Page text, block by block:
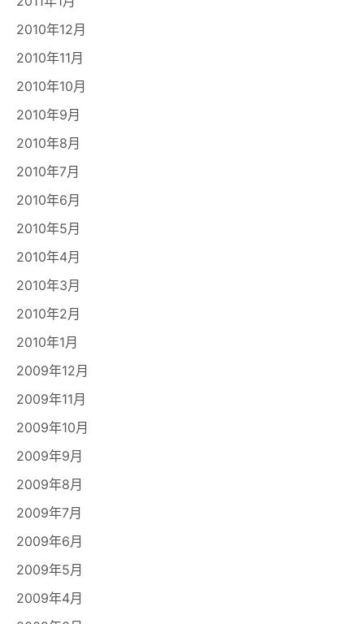
2010年12月
2010年11月
2010年10月
2010年9月
2010年8月
2010年7月
2010年6月
2010年5月
2010年4月
2010年3月
2010年2月
2010年1月
2009年12月
2009年11月
2009年10月
2009年9月
2009年8月
2009年7月
2009年6月
2009年5月
2009年4月